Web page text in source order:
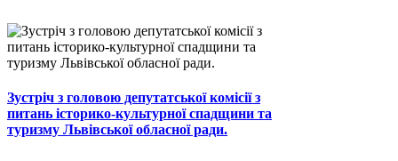
Зустріч з головою депутатської комісії з
питань історико-культурної спадщини та
туризму Львівської обласної ради.